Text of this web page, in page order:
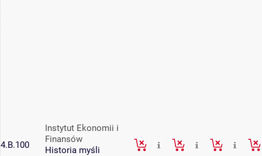
4.B.100
Instytut Ekonomii i
Finansów
Historia myśli